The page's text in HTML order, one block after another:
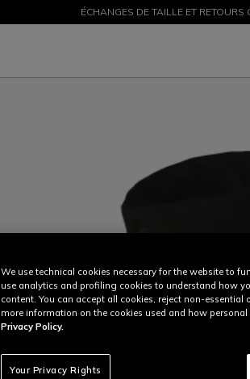
PROMOTIONS JUSQU'À-50 %
ÉCHANGES DE TAILLE ET
We use technical cookies necessary for the website to
use analytics and profiling cookies to understand how
content. You can accept all cookies, reject non-
more information on the cookies used and how personal
Privacy Policy.
Your Privacy Rights